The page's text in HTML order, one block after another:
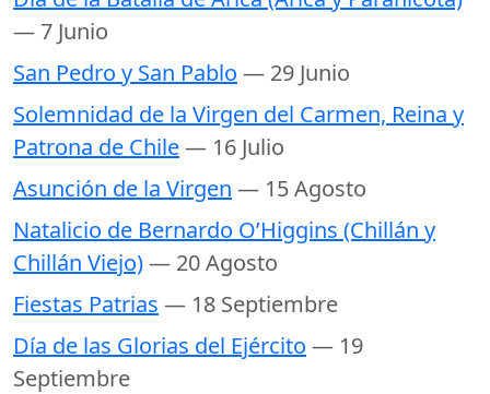
— 7 Junio
San Pedro y San Pablo — 29 Junio
Solemnidad de la Virgen del Carmen, Reina y
Patrona de Chile— 16 Julio
Asunción de la Virgen — 15 Agosto
Natalicio de Bernardo O’Higgins (Chillán y
Chillán Viejo)— 20 Agosto
Fiestas Patrias — 18 Septiembre
Día de las Glorias del Ejército — 19
Septiembre